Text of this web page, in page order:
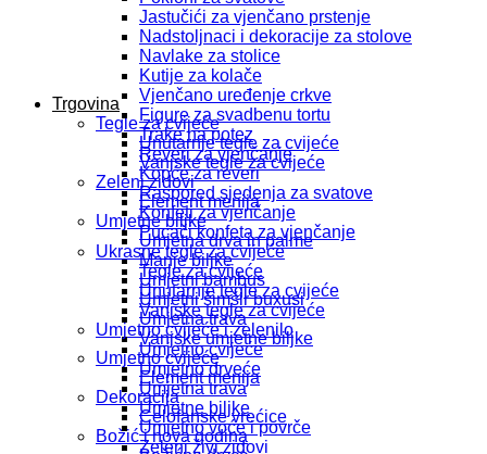
Trgovina
Tegle za cvijeće
Unutarnje tegle za cvijeće
Vanjske tegle za cvijeće
Zeleni zidovi
Element menija
Umjetne biljke
Umjetna drva in palme
Manje biljke
Umjetni bambus
Umjetni šimšir buxusi
Umjetna trava
Vanjske umjetne biljke
Umjetno cvijeće
Element menija
Dekoracija
Celofanske vrećice
Božić i nova godina
Jastučići za vjenčano prstenje
Nadstoljnaci i dekoracije za stolove
Navlake za stolice
Kutije za kolače
Vjenčano uređenje crkve
Figure za svadbenu tortu
Trake na potez
Reveri za vjenčanje
Kopće za reveri
Raspored sjedenja za svatove
Konfeti za vjenčanje
Pucači konfeta za vjenčanje
Ukrasne tegle za cvijeće
Tegle za cvijeće
Unutarnje tegle za cvijeće
Vanjske tegle za cvijeće
Umjetno cvijeće i zelenilo
Umjetno cvijeće
Umjetno drveće
Umjetna trava
Umjetne biljke
Umjetno voće i povrče
Zeleni živi zidovi